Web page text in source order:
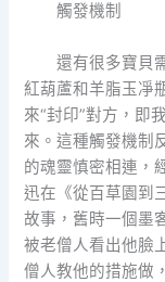
觸發機制
還有很多寶貝
紅葫蘆和羊脂玉凈
來“封印”對方，即
來。這種觸發機制
的魂靈慎密相連，
迅在《從百草園到
故事，舊時一個墨
被老僧人看出他臉
僧人教他的措施做